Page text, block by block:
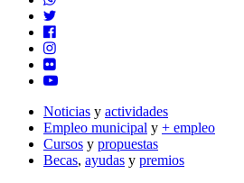
Noticias y actividades
Empleo municipal y + empleo
Cursos y propuestas
Becas, ayudas y premios